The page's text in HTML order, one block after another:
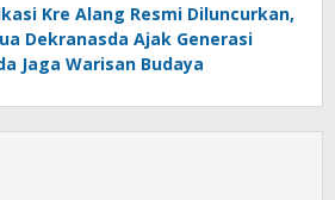
Kre Alang Resmi Diluncurkan,
Dekranasda Ajak Generasi
Jaga Warisan Budaya